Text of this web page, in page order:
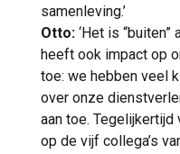
samenleving.’
Otto: ‘Het is
heeft ook impact op
toe: we hebben veel
over onze
aan toe. Tegelijkertijd
op de vijf collega’s